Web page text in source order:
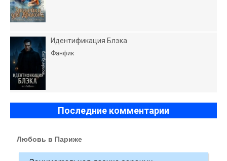
Идентификация Блэка
Фанфик
Последние комментарии
Любовь в Париже